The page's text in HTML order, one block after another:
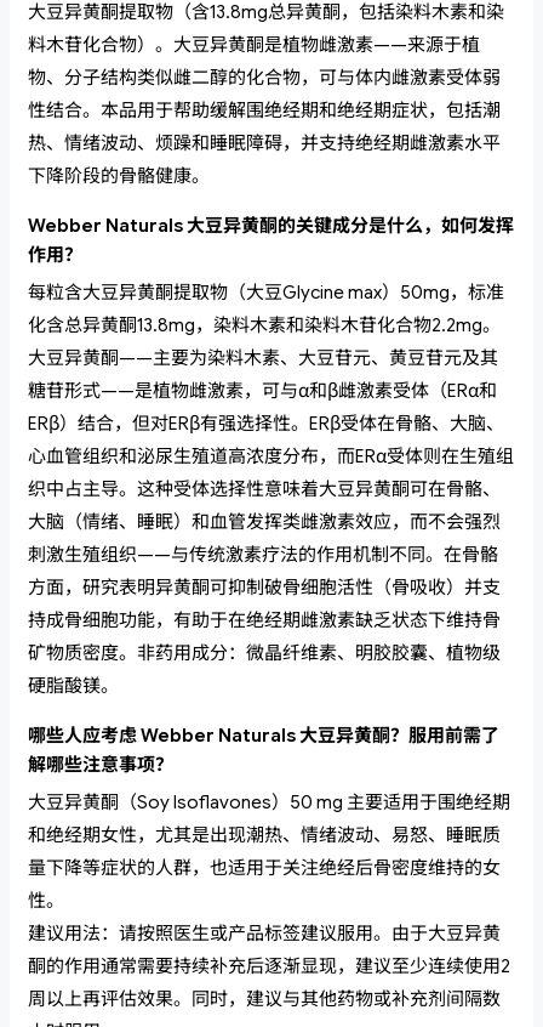
大豆异黄酮提取物（含13.8mg总异黄酮，包括染料木素和染
料木苷化合物）。大豆异黄酮是植物雌激素——来源于植
物、分子结构类似雌二醇的化合物，可与体内雌激素受体弱
性结合。本品用于帮助缓解围绝经期和绝经期症状，包括潮
热、情绪波动、烦躁和睡眠障碍，并支持绝经期雌激素水平
下降阶段的骨骼健康。
Webber Naturals 大豆异黄酮的关键成分是什么，如何发挥
作用？
每粒含大豆异黄酮提取物（大豆Glycine max）50mg，标准
化含总异黄酮13.8mg，染料木素和染料木苷化合物2.2mg。
大豆异黄酮——主要为染料木素、大豆苷元、黄豆苷元及其
糖苷形式——是植物雌激素，可与α和β雌激素受体（ERα和
ERβ）结合，但对ERβ有强选择性。ERβ受体在骨骼、大脑、
心血管组织和泌尿生殖道高浓度分布，而ERα受体则在生殖组
织中占主导。这种受体选择性意味着大豆异黄酮可在骨骼、
大脑（情绪、睡眠）和血管发挥类雌激素效应，而不会强烈
刺激生殖组织——与传统激素疗法的作用机制不同。在骨骼
方面，研究表明异黄酮可抑制破骨细胞活性（骨吸收）并支
持成骨细胞功能，有助于在绝经期雌激素缺乏状态下维持骨
矿物质密度。非药用成分：微晶纤维素、明胶胶囊、植物级
硬脂酸镁。
哪些人应考虑 Webber Naturals 大豆异黄酮？服用前需了
解哪些注意事项？
大豆异黄酮（Soy Isoflavones）50 mg 主要适用于围绝经期
和绝经期女性，尤其是出现潮热、情绪波动、易怒、睡眠质
量下降等症状的人群，也适用于关注绝经后骨密度维持的女
性。
建议用法：请按照医生或产品标签建议服用。由于大豆异黄
酮的作用通常需要持续补充后逐渐显现，建议至少连续使用2
周以上再评估效果。同时，建议与其他药物或补充剂间隔数